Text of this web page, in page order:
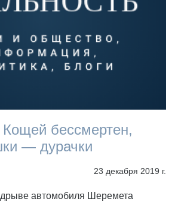
бессмертен,
— дурачки
23 декабря 2019 г.
автомобиля Шеремета